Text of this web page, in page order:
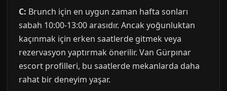
C: Brunch için en uygun zaman hafta sonları
sabah 10:00-13:00 arasıdır. Ancak yoğunluktan
kaçınmak için erken saatlerde gitmek veya
rezervasyon yaptırmak önerilir. Van Gürpınar
escort profilleri, bu saatlerde mekanlarda daha
rahat bir deneyim yaşar.